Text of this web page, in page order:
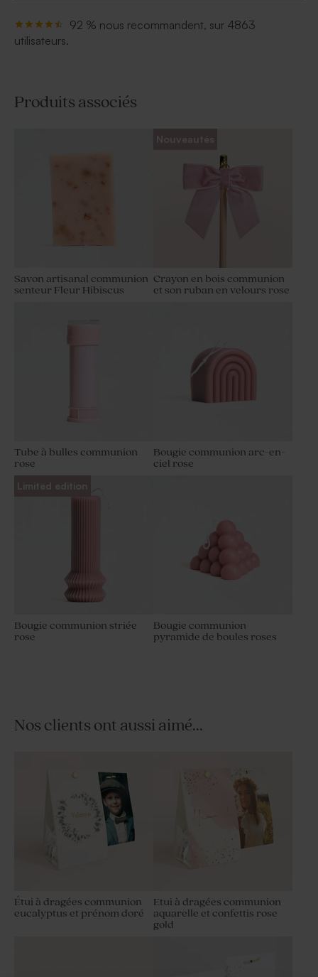
92 % nous recommandent, sur 4863
utilisateurs.
Produits associés
Savon artisanal communion
senteur Fleur Hibiscus
Nouveautés
Crayon en bois communion
et son ruban en velours rose
Tube à bulles communion
rose
Bougie communion arc-en-
ciel rose
Limited edition
Bougie communion striée
rose
Bougie communion
pyramide de boules roses
Nos clients ont aussi aimé...
Étui à dragées communion
eucalyptus et prénom doré
Etui à dragées communion
aquarelle et confettis rose
gold